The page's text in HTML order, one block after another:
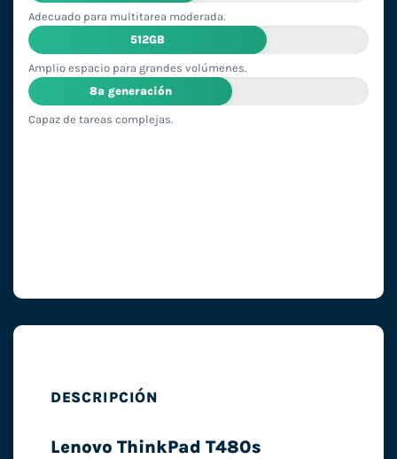
Adecuado para multitarea moderada.
512GB
Amplio espacio para grandes volúmenes.
8ª generación
Capaz de tareas complejas.
DESCRIPCIÓN
Lenovo ThinkPad T480s